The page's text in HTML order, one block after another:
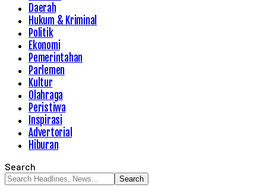
Daerah
Hukum & Kriminal
Politik
Ekonomi
Pemerintahan
Parlemen
Kultur
Olahraga
Peristiwa
Inspirasi
Advertorial
Hiburan
Search